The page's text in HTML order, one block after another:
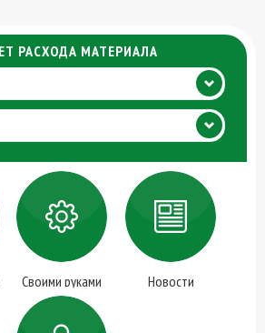
РАСХОДА МАТЕРИАЛА
Своими руками Новости